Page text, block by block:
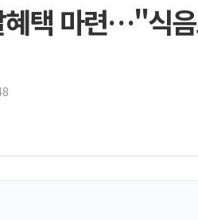
[속보] 민주,
[속보] 민
인천시 광
병무청, 보
홈플러스發
혜택 마련…"식